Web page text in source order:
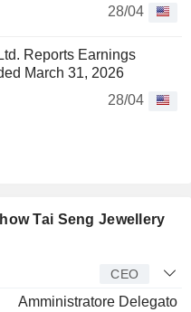
28/04
Reports Earnings
March 31, 2026
28/04
Tai Seng Jewellery
CEO
Amministratore Delegato